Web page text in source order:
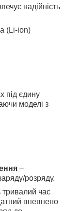
надійність
(Li-ion)
під єдину
моделі з
–
розряду.
тривалий час
впевнено